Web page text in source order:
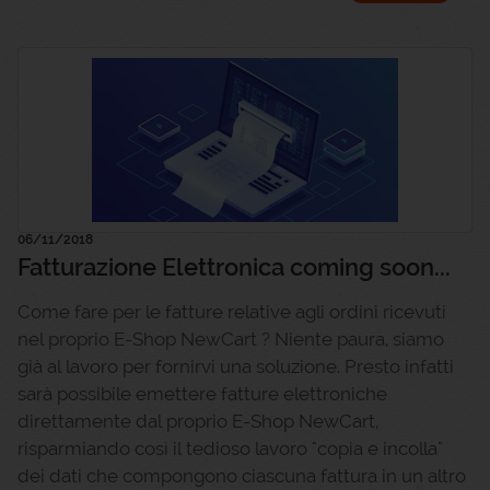
06/11/2018
Fatturazione Elettronica coming soon...
Come fare per le fatture relative agli ordini ricevuti
nel proprio E-Shop NewCart ? Niente paura, siamo
già al lavoro per fornirvi una soluzione. Presto infatti
sarà possibile emettere fatture elettroniche
direttamente dal proprio E-Shop NewCart,
risparmiando così il tedioso lavoro "copia e incolla"
dei dati che compongono ciascuna fattura in un altro